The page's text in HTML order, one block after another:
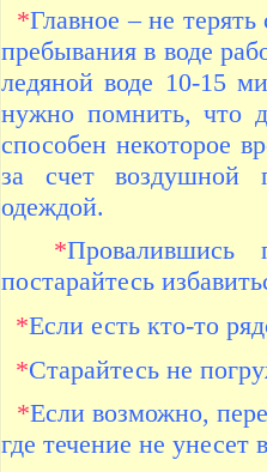
*Главное – не
пребывания в воде
ледяной воде 10-15
нужно помнить, что
способен некоторое
за счет воздушной
одеждой.
*
постарайтесь
*Если есть кто-то
*Старайтесь не
*Если возможно,
где течение не унесет